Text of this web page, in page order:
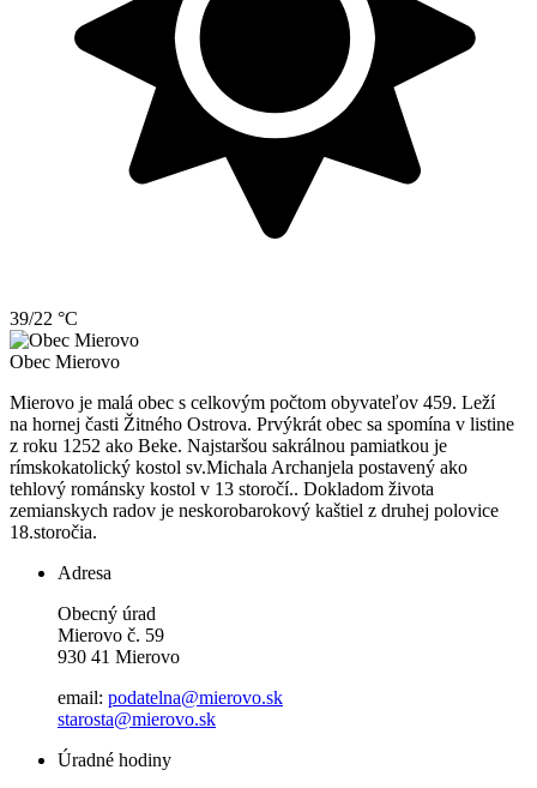
39/22 °C
Obec Mierovo
Mierovo je malá obec s celkovým počtom obyvateľov 459. Leží
na hornej časti Žitného Ostrova. Prvýkrát obec sa spomína v listine
z roku 1252 ako Beke. Najstaršou sakrálnou pamiatkou je
rímskokatolický kostol sv.Michala Archanjela postavený ako
tehlový románsky kostol v 13 storočí.. Dokladom života
zemianskych radov je neskorobarokový kaštiel z druhej polovice
18.storočia.
Adresa
Obecný úrad
Mierovo č. 59
930 41 Mierovo
email: podatelna@mierovo.sk
starosta@mierovo.sk
Úradné hodiny